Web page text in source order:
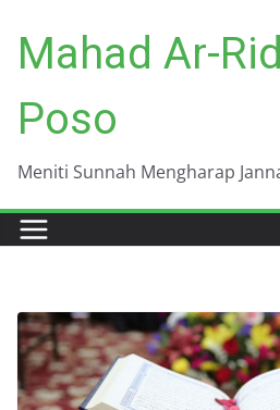
content
Mahad Ar-
Poso
Meniti Sunnah Mengharap